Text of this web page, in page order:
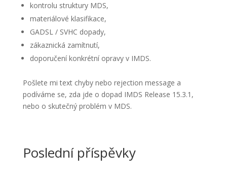
kontrolu struktury MDS,
materiálové klasifikace,
GADSL / SVHC dopady,
zákaznická zamítnutí,
doporučení konkrétní opravy v IMDS.
Pošlete mi text chyby nebo rejection message a
podíváme se, zda jde o dopad IMDS Release 15.3.1,
nebo o skutečný problém v MDS.
Poslední příspěvky